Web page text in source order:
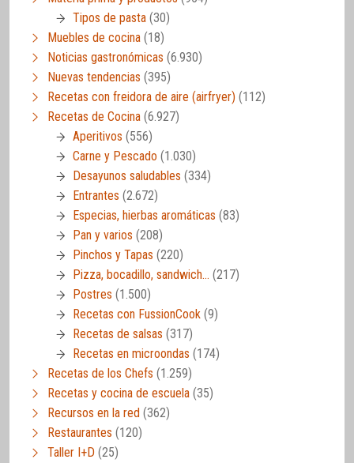
Tipos de pasta (30)
Muebles de cocina (18)
Noticias gastronómicas (6.930)
Nuevas tendencias (395)
Recetas con freidora de aire (airfryer) (112)
Recetas de Cocina (6.927)
Aperitivos (556)
Carne y Pescado (1.030)
Desayunos saludables (334)
Entrantes (2.672)
Especias, hierbas aromáticas (83)
Pan y varios (208)
Pinchos y Tapas (220)
Pizza, bocadillo, sandwich… (217)
Postres (1.500)
Recetas con FussionCook (9)
Recetas de salsas (317)
Recetas en microondas (174)
Recetas de los Chefs (1.259)
Recetas y cocina de escuela (35)
Recursos en la red (362)
Restaurantes (120)
Taller I+D (25)